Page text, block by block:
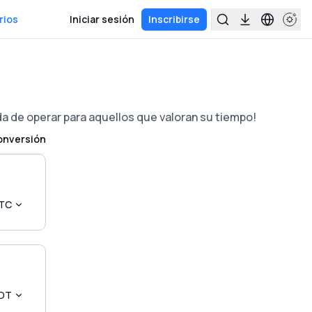
Iniciar sesión Inscribirse
de operar para aquellos que valoran su tiempo!